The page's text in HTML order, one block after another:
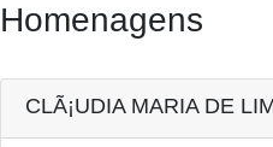
Homenagens
CLÃ¡UDIA MARIA DE